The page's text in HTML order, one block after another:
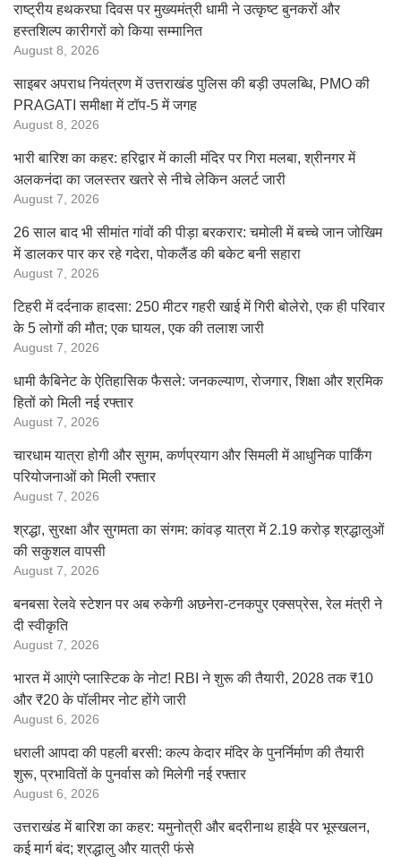
राष्ट्रीय हथकरघा दिवस पर मुख्यमंत्री धामी ने उत्कृष्ट बुनकरों और
हस्तशिल्प कारीगरों को किया सम्मानित
August 8, 2026
साइबर अपराध नियंत्रण में उत्तराखंड पुलिस की बड़ी उपलब्धि, PMO की
PRAGATI समीक्षा में टॉप-5 में जगह
August 8, 2026
भारी बारिश का कहर: हरिद्वार में काली मंदिर पर गिरा मलबा, श्रीनगर में
अलकनंदा का जलस्तर खतरे से नीचे लेकिन अलर्ट जारी
August 7, 2026
26 साल बाद भी सीमांत गांवों की पीड़ा बरकरार: चमोली में बच्चे जान जोखिम
में डालकर पार कर रहे गदेरा, पोकलैंड की बकेट बनी सहारा
August 7, 2026
टिहरी में दर्दनाक हादसा: 250 मीटर गहरी खाई में गिरी बोलेरो, एक ही परिवार
के 5 लोगों की मौत; एक घायल, एक की तलाश जारी
August 7, 2026
धामी कैबिनेट के ऐतिहासिक फैसले: जनकल्याण, रोजगार, शिक्षा और श्रमिक
हितों को मिली नई रफ्तार
August 7, 2026
चारधाम यात्रा होगी और सुगम, कर्णप्रयाग और सिमली में आधुनिक पार्किंग
परियोजनाओं को मिली रफ्तार
August 7, 2026
श्रद्धा, सुरक्षा और सुगमता का संगम: कांवड़ यात्रा में 2.19 करोड़ श्रद्धालुओं
की सकुशल वापसी
August 7, 2026
बनबसा रेलवे स्टेशन पर अब रुकेगी अछनेरा-टनकपुर एक्सप्रेस, रेल मंत्री ने
दी स्वीकृति
August 7, 2026
भारत में आएंगे प्लास्टिक के नोट! RBI ने शुरू की तैयारी, 2028 तक ₹10
और ₹20 के पॉलीमर नोट होंगे जारी
August 6, 2026
धराली आपदा की पहली बरसी: कल्प केदार मंदिर के पुनर्निर्माण की तैयारी
शुरू, प्रभावितों के पुनर्वास को मिलेगी नई रफ्तार
August 6, 2026
उत्तराखंड में बारिश का कहर: यमुनोत्री और बदरीनाथ हाईवे पर भूस्खलन,
कई मार्ग बंद; श्रद्धालु और यात्री फंसे